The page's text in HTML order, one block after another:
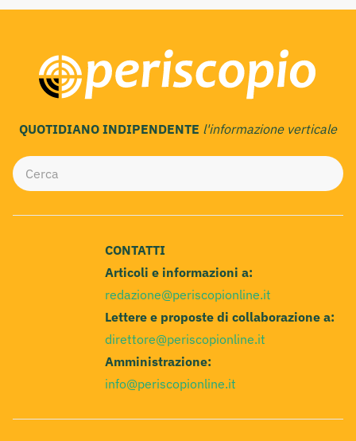
QUOTIDIANO INDIPENDENTE l'informazione verticale
CONTATTI
Articoli e informazioni a:
redazione@periscopionline.it
Lettere e proposte di collaborazione a:
direttore@periscopionline.it
Amministrazione:
info@periscopionline.it